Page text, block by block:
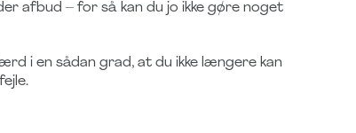
afbud – for så kan du jo ikke gøre noget
i en sådan grad, at du ikke længere kan